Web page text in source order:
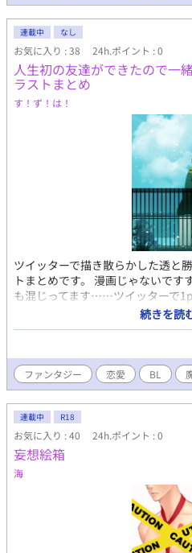
連載中 なし
お気に入り : 38 24h.ポイント : 0
人生初の友達ができたので一
ラストまとめ
す！ず！は！
ツイッターで描き散らかした透と
トまとめです。 漫画じゃないで
も混じってます……ツイッターで
説本文よりもずっとＢＬしている
https://www.alphapolis.co.jp/
続きを読
ファンタジー 恋愛 BL
連載中 R18
お気に入り : 40 24h.ポイント : 0
妄想絵箱
海